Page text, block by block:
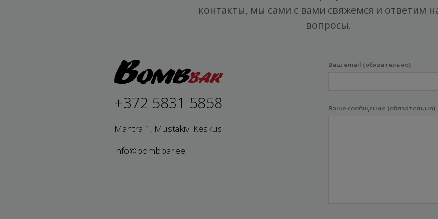
контакты, мы сами с вами свяжемся и ответим
вопросы.
+372 5831 5858
Mahtra 1, Mustakivi Keskus
info@bombbar.ee
Ваш email (обязательно)
Ваше сообщение (обязательно)